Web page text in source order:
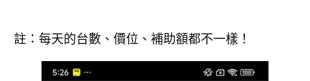
註：每天的台數、價位、補助額都不一樣！